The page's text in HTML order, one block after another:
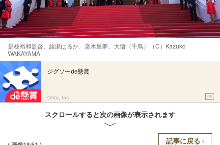
是枝裕和監督、綾瀬はるか、桒木里夢、大悟（千鳥）（C）Kazuko
WAKAYAMA
ジグソーde懸賞
Ohte, Inc. PR
スクロールすると次の画像が表示されます
記事に戻る